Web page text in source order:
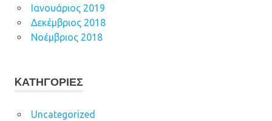
Ιανουάριος 2019
Δεκέμβριος 2018
Νοέμβριος 2018
KΑΤΗΓΟΡΊΕΣ
Uncategorized